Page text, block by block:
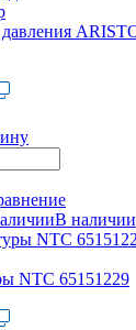
В наличии
NTC 65151229